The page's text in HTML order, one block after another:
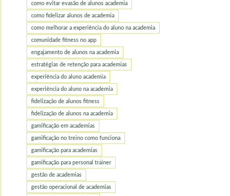
como evitar evasão de alunos academia
como fidelizar alunos de academia
como melhorar a experiência do aluno na academia
comunidade fitness no app
engajamento de alunos na academia
estratégias de retenção para academias
experiência do aluno academia
experiência do aluno na academia
fidelização de alunos fitness
fidelização de alunos na academia
gamificação em academias
gamificação no treino como funciona
gamificação para academias
gamificação para personal trainer
gestão de academias
gestão operacional de academias